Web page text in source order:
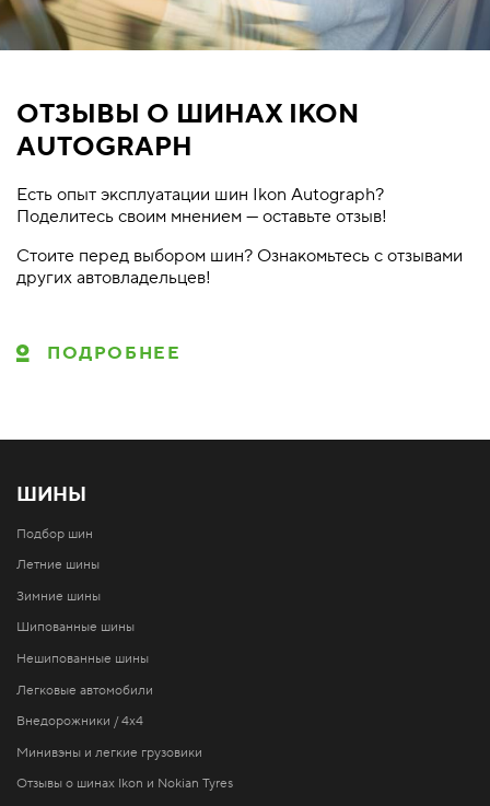
ОТЗЫВЫ О ШИНАХ IKON
AUTOGRAPH
Есть опыт эксплуатации шин Ikon Autograph?
Поделитесь своим мнением — оставьте отзыв!
Стоите перед выбором шин? Ознакомьтесь с отзывами
других автовладельцев!
ПОДРОБНЕЕ
ШИНЫ
Подбор шин
Летние шины
Зимние шины
Шипованные шины
Нешипованные шины
Легковые автомобили
Внедорожники / 4x4
Минивэны и легкие грузовики
Отзывы о шинах Ikon и Nokian Tyres